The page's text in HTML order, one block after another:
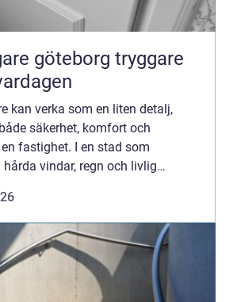
tryggare
kan verka som en liten detalj,
säkerhet, komfort och
fastighet. I en stad som
hårda vindar, regn och livlig
inte gå...